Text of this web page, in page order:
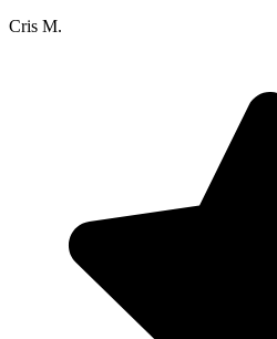
Cris M.